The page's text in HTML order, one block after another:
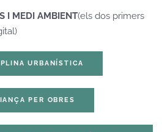
I MEDI AMBIENT(els dos primers
URBANÍSTICA
PER OBRES